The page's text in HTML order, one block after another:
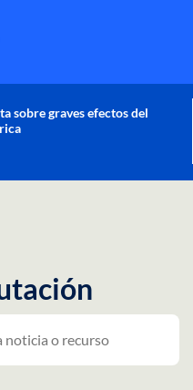
Nivel de Cambio Climático
del Perú